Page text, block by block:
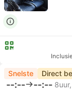
Snelste Direct
--:-- --:--